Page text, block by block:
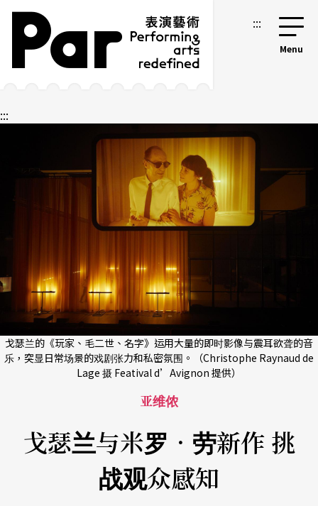
跳到主要内容区块
网站导览 :::
:::
戈瑟兰的《玩家、毛二世、名字》运用大量的即时影像与震耳欲聋的音
乐，突显日常场景的戏剧张力和私密氛围。（Christophe Raynaud de
Lage 摄 Featival d’Avignon 提供）
亚维侬
戈瑟兰与米罗．劳新作 挑
战观众感知